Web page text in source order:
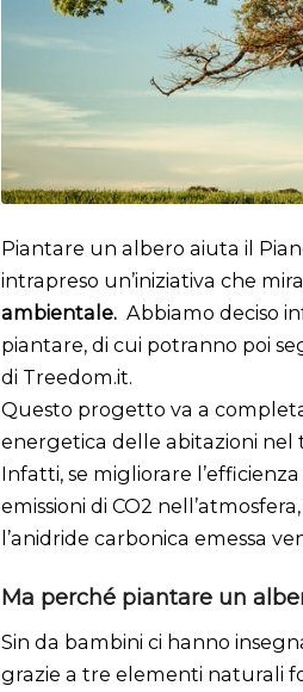
Piantare un albero aiuta il
intrapreso un’iniziativa che
ambientale. Abbiamo deciso
piantare, di cui potranno poi
di Treedom.it.
Questo progetto va a
energetica delle abitazioni nel
Infatti, se migliorare
emissioni di CO2
l’anidride carbonica emessa
Ma perché piantare un
Sin da bambini ci hanno
grazie a tre elementi naturali